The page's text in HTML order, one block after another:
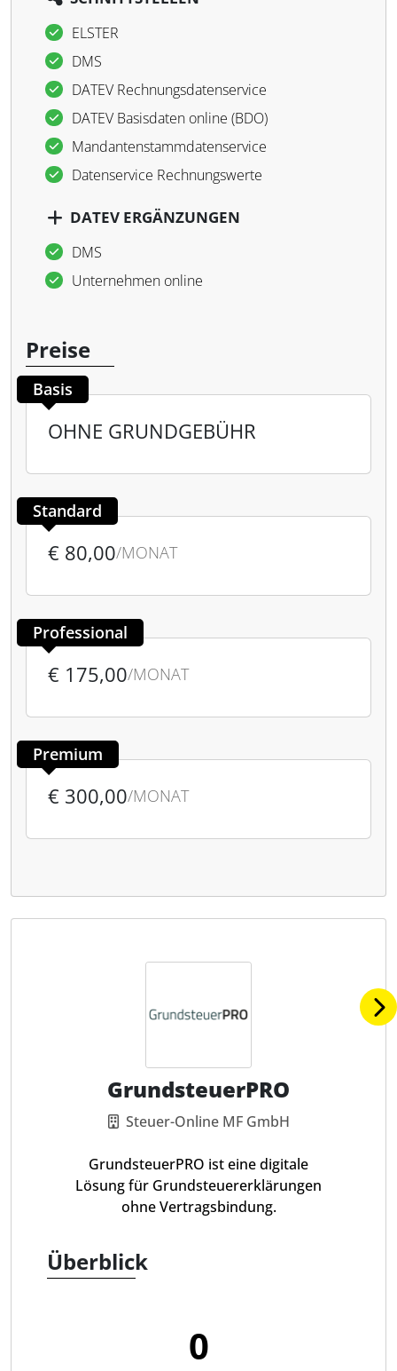
ELSTER
DMS
DATEV Rechnungsdatenservice
DATEV Basisdaten online (BDO)
Mandantenstammdatenservice
Datenservice Rechnungswerte
DATEV ERGÄNZUNGEN
DMS
Unternehmen online
Preise
Basis
OHNE GRUNDGEBÜHR
Standard
€ 80,00/MONAT
Professional
€ 175,00/MONAT
Premium
€ 300,00/MONAT
GrundsteuerPRO
Steuer-Online MF GmbH
GrundsteuerPRO ist eine digitale
Lösung für Grundsteuererklärungen
ohne Vertragsbindung.
Überblick
0